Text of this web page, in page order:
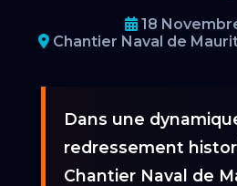
18
Chantier Naval de
Dans une
redressement
Chantier Naval de